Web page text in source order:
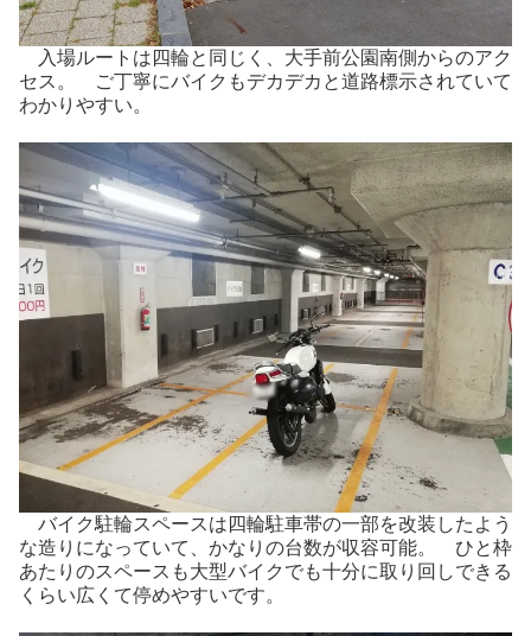
入場ルートは四輪と同じく、大手前公園南側からのアク
セス。 ご丁寧にバイクもデカデカと道路標示されていて
わかりやすい。
バイク駐輪スペースは四輪駐車帯の一部を改装したよう
な造りになっていて、かなりの台数が収容可能。 ひと枠
あたりのスペースも大型バイクでも十分に取り回しできる
くらい広くて停めやすいです。